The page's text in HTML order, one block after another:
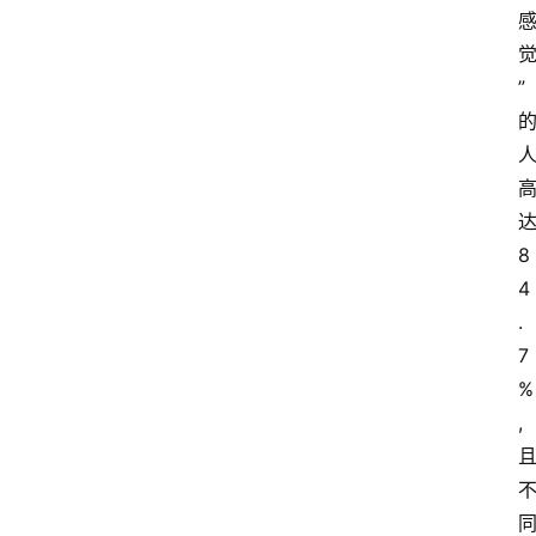
感
觉
”
的
人
高
达
8
4
.
7
%
,
且
不
同